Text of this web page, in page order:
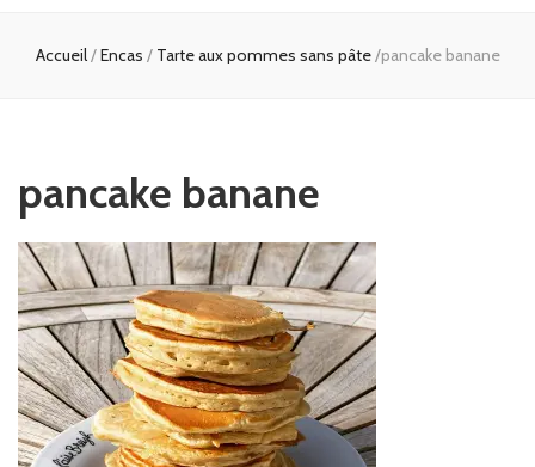
Accueil/Encas / Tarte aux pommes sans pâte/pancake banane
pancake banane